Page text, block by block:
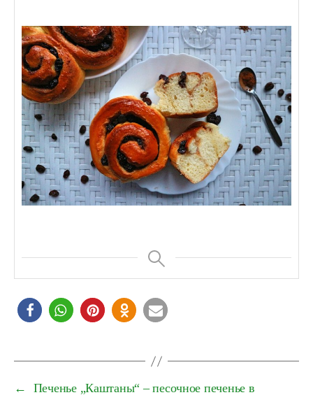
← Печенье „Каштаны“ – песочное печенье в